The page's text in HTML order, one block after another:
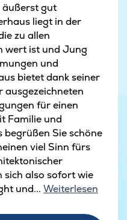
äußerst gut
liegt in der
zu allen
wert ist und Jung
und
bietet dank seiner
für einen
Familie und
begrüßen Sie schöne
viel Sinn fürs
also sofort wie
und... Weiterlesen